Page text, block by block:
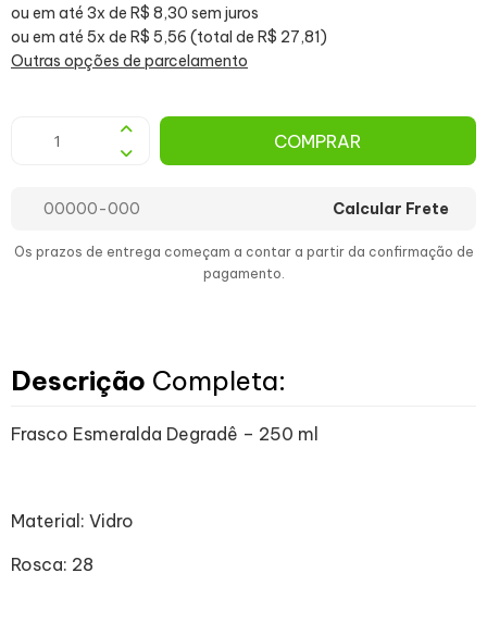
ou em até 3x de R$ 8,30 sem juros
ou em até 5x de R$ 5,56 (total de R$ 27,81)
Outras opções de parcelamento
COMPRAR
Calcular Frete
Os prazos de entrega começam a contar a partir da confirmação de
pagamento.
Descrição Completa:
Frasco Esmeralda Degradê – 250 ml
Material: Vidro
Rosca: 28